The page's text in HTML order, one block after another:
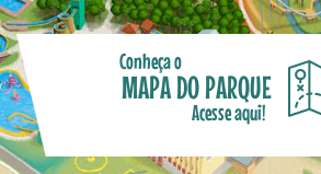
Conheça o
MAPA DO PARQUE
Acesse aqui!